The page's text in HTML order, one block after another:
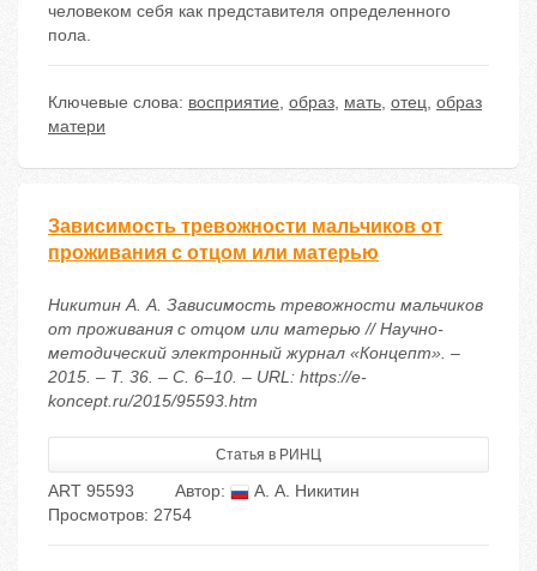
человеком себя как представителя определенного
пола.
Ключевые слова: восприятие, образ, мать, отец, образ
матери
Зависимость тревожности мальчиков от
проживания с отцом или матерью
Никитин А. А. Зависимость тревожности мальчиков
от проживания с отцом или матерью // Научно-
методический электронный журнал «Концепт». –
2015. – Т. 36. – С. 6–10. – URL: https://e-
koncept.ru/2015/95593.htm
Статья в РИНЦ
ART 95593 Автор:
А. А. Никитин
Просмотров: 2754